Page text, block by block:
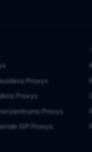
Proxys
Proxys
Proxys
ISP Proxys